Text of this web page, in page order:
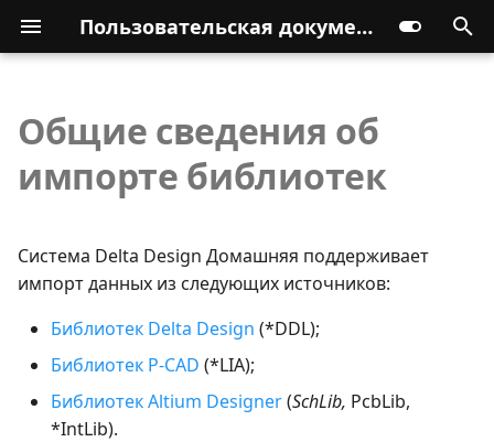
Пользовательская документация
Общие сведения об
импорте библиотек
Система Delta Design Домашняя поддерживает
импорт данных из следующих источников:
Библиотек Delta Design (*DDL);
Библиотек P-CAD (*LIA);
Библиотек Altium Designer(SchLib, PcbLib,
*IntLib).